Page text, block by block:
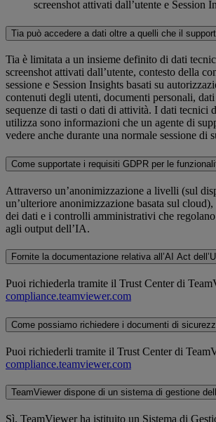
screenshot attivati dall’utente e Session
Tia può accedere a dati oltre a quelli che il
Tia è limitata a un insieme definito di dati
screenshot attivati dall’utente, contesto della
sessione e Session Insights basati su
contenuti degli utenti, documenti personali,
sequenze di tasti o dati di attività. I dati tecnici
utilizza sono informazioni che un agente di
vedere anche durante una normale sessione di
Come supportate i requisiti GDPR per le
Attraverso un’anonimizzazione a livelli (sul
un’ulteriore anonimizzazione basata sul
dei dati e i controlli amministrativi che
agli output dell’IA.
Fornite la documentazione relativa all’AI Act
Puoi richiederla tramite il Trust Center di
compliance.teamviewer.com
Come possiamo richiedere i documenti di
Puoi richiederli tramite il Trust Center di
compliance.teamviewer.com
TeamViewer dispone di un sistema di gestione
Sì. TeamViewer ha istituito un Sistema di